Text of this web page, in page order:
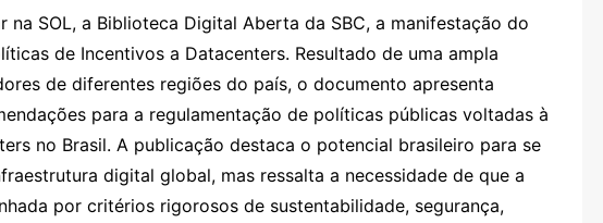
na SOL, a Biblioteca Digital Aberta da SBC, a manifestação do
de Incentivos a Datacenters. Resultado de uma ampla
de diferentes regiões do país, o documento apresenta
para a regulamentação de políticas públicas voltadas à
no Brasil. A publicação destaca o potencial brasileiro para se
digital global, mas ressalta a necessidade de que a
por critérios rigorosos de sustentabilidade, segurança,